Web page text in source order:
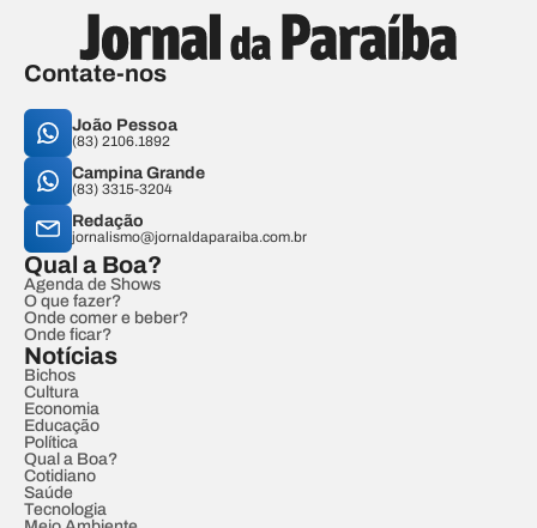
Contate-nos
João Pessoa
(83) 2106.1892
Campina Grande
(83) 3315-3204
Redação
jornalismo@jornaldaparaiba.com.br
Qual a Boa?
Agenda de Shows
O que fazer?
Onde comer e beber?
Onde ficar?
Notícias
Bichos
Cultura
Economia
Educação
Política
Qual a Boa?
Cotidiano
Saúde
Tecnologia